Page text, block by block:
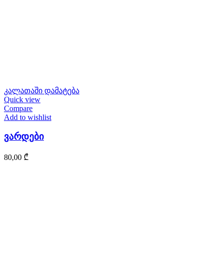
კალათაში დამატება
Quick view
Compare
Add to wishlist
ვარდები
80,00 ₾